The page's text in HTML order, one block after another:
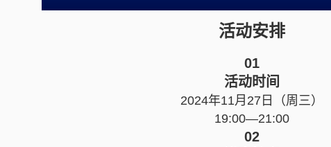
活动安排
01
活动时间
2024年11月27日（周三）
19:00—21:00
02